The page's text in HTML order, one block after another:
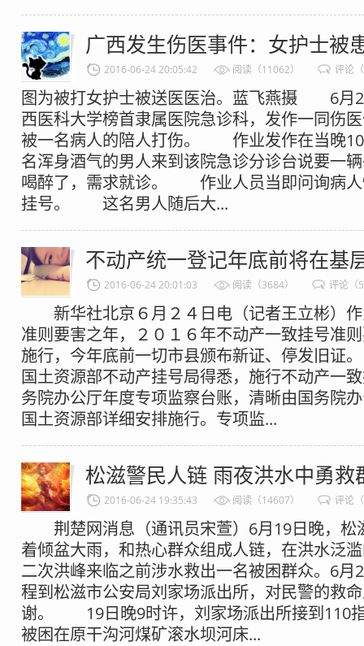
广西发生伤医事件：女护士被
2016-06-24 20:05:42 阅读（11062） 评论
图为被打女护士被送医医治。蓝飞燕摄 6月
西医科大学榜首隶属医院急诊科，发作一同伤
被一名病人的陪人打伤。 作业发作在当晚10
名浑身酒气的男人来到该院急诊分诊台说要一
喝醉了，需求就诊。 作业人员当即问询病人
挂号。 这名男人随后大...
不动产统一登记年底前将在基
2016-06-24 20:01:03 阅读（3684） 评论（
新华社北京６月２４日电（记者王立彬）作
准则要害之年，２０１６年不动产一致挂号准
施行，今年底前一切市县颁布新证、停发旧
国土资源部不动产挂号局得悉，施行不动产一
务院办公厅年度专项监察台账，清晰由国务院
国土资源部详细安排施行。专项监...
松滋警民人链 雨夜洪水中勇救
2016-06-24 19:35:43 阅读（14607） 评论
荆楚网消息（通讯员宋萱）6月19日晚，松
着倾盆大雨，和热心群众组成人链，在洪水泛
二次洪峰来临之前涉水救出一名被困群众。6月
程到松滋市公安局刘家场派出所，对民警的救
谢。 19日晚9时许，刘家场派出所接到110
被困在原干沟河煤矿滚水坝河床...